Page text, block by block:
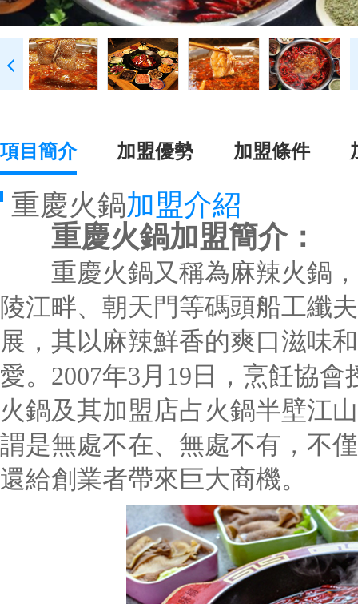
項目簡介 加盟優勢 加盟條件
重慶火鍋加盟介紹
重慶火鍋加盟簡介：
重慶火鍋又稱為麻辣火鍋，
陵江畔、朝天門等碼頭船工纖
展，其以麻辣鮮香的爽口滋味
愛。2007年3月19日，烹飪協
火鍋及其加盟店占火鍋半壁江
謂是無處不在、無處不有，不
還給創業者帶來巨大商機。